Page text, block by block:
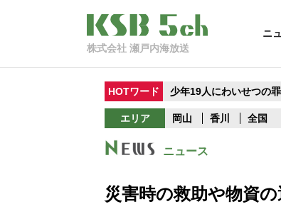
株式会社 瀬戸内海放送
ニ
HOTワード 少年19人にわいせつの罪
エリア 岡山 香川 全国
ニュース
災害時の救助や物資